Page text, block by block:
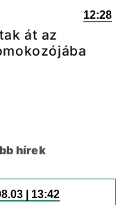
12:28
át az
hírek
| 13:42